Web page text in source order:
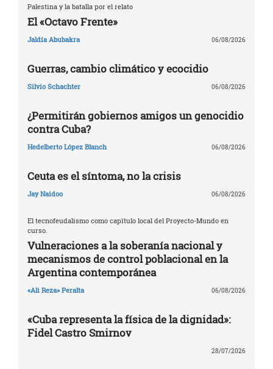
Palestina y la batalla por el relato
El «Octavo Frente»
Jaldía Abubakra 06/08/2026
Guerras, cambio climático y ecocidio
Silvio Schachter 06/08/2026
¿Permitirán gobiernos amigos un genocidio
contra Cuba?
Hedelberto López Blanch 06/08/2026
Ceuta es el síntoma, no la crisis
Jay Naidoo 06/08/2026
El tecnofeudalismo como capítulo local del Proyecto-Mundo en
curso.
Vulneraciones a la soberanía nacional y
mecanismos de control poblacional en la
Argentina contemporánea
«Ali Reza» Peralta 06/08/2026
«Cuba representa la física de la dignidad»:
Fidel Castro Smirnov
28/07/2026